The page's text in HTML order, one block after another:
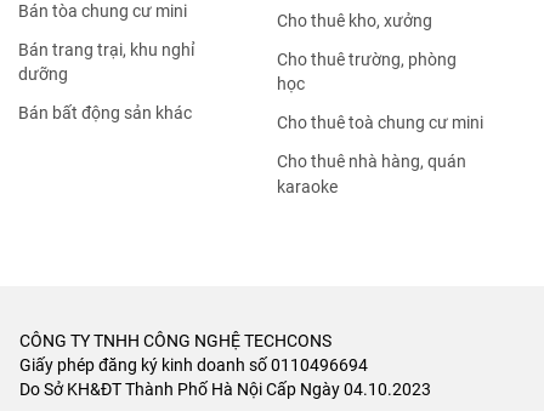
Bán tòa chung cư mini
Bán trang trại, khu nghỉ
dưỡng
Bán bất động sản khác
Cho thuê kho, xưởng
Cho thuê trường, phòng
học
Cho thuê toà chung cư mini
Cho thuê nhà hàng, quán
karaoke
CÔNG TY TNHH CÔNG NGHỆ TECHCONS
Giấy phép đăng ký kinh doanh số 0110496694
Do Sở KH&ĐT Thành Phố Hà Nội Cấp Ngày 04.10.2023